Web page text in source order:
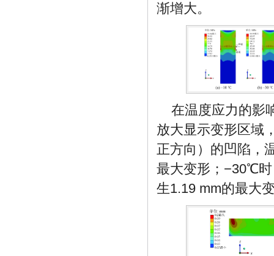
渐增大。
在温度应力的影
放大显示变形区域
正方向）的凹陷，
最大变形；−30℃
生1.19 mm的最大